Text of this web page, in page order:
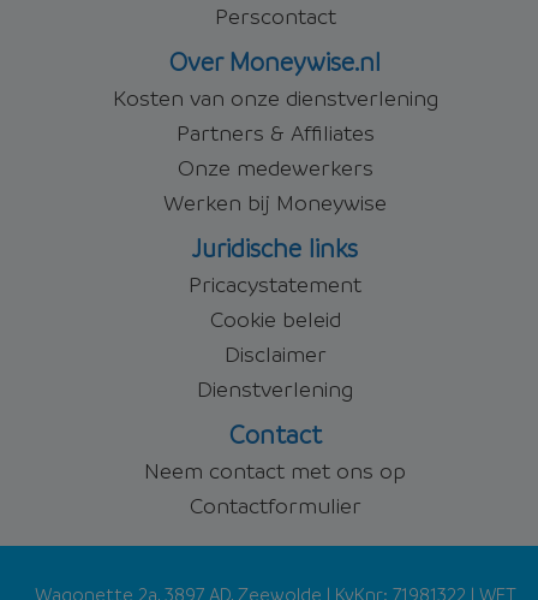
Perscontact
Over Moneywise.nl
Kosten van onze dienstverlening
Partners & Affiliates
Onze medewerkers
Werken bij Moneywise
Juridische links
Pricacystatement
Cookie beleid
Disclaimer
Dienstverlening
Contact
Neem contact met ons op
Contactformulier
Wagonette 2a, 3897 AD, Zeewolde | KvKnr: 71981322 | WFT